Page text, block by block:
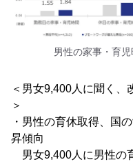
男性の家事・育
＜男女9,400人に聞く、
＞
・男性の育休取得、国
昇傾向
男女9,400人に男性の